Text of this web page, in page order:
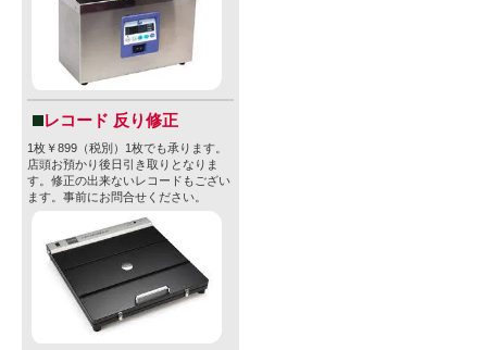
レコード 反り修正
1枚￥899（税別）1枚でも承ります。
店頭お預かり後日引き取りとなりま
す。修正の出来ないレコードもござい
ます。事前にお問合せください。